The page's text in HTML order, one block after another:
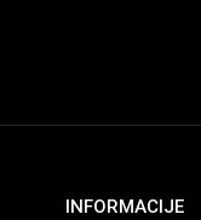
INFORMACIJE